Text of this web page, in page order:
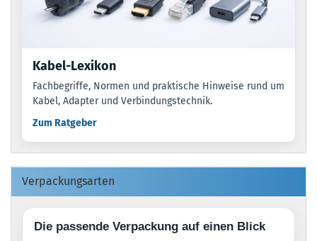
Kabel-Lexikon
Fachbegriffe, Normen und praktische Hinweise rund um
Kabel, Adapter und Verbindungstechnik.
Zum Ratgeber
Verpackungsarten
Die passende Verpackung auf einen Blick